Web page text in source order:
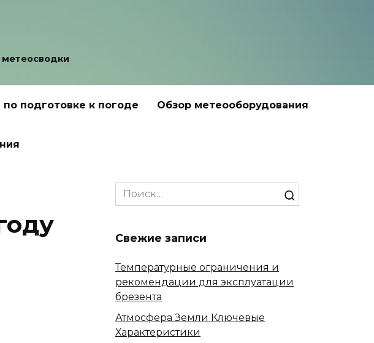
подготовке к погоде Обзор метеооборудования
Search
for:
Свежие записи
Температурные ограничения и
рекомендации для эксплуатации
брезента
Атмосфера Земли Ключевые
Характеристики